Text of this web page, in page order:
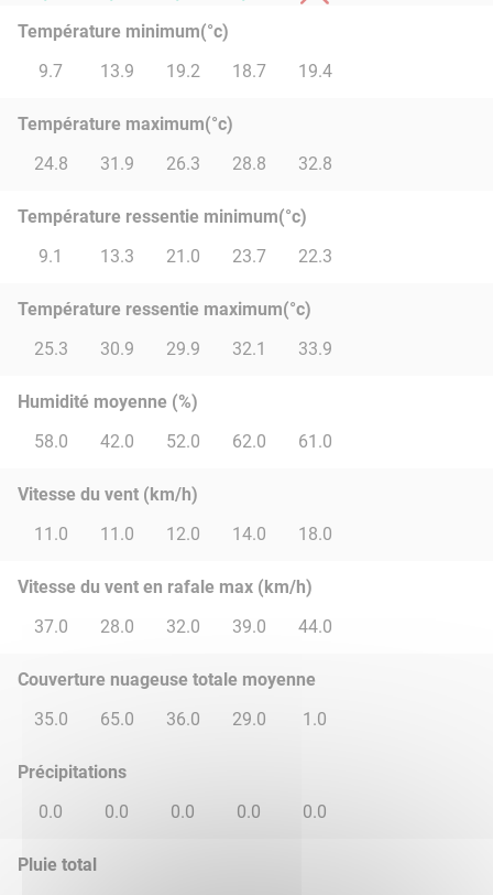
Température minimum(°c)
9.7
13.9 19.2 18.7 19.4
Température maximum(°c)
24.8
31.9 26.3 28.8 32.8
Température ressentie minimum(°c)
9.1
13.3 21.0 23.7 22.3
Température ressentie maximum(°c)
25.3
30.9 29.9 32.1 33.9
Humidité moyenne (%)
58.0
42.0 52.0 62.0 61.0
Vitesse du vent (km/h)
11.0
11.0 12.0 14.0 18.0
Vitesse du vent en rafale max (km/h)
37.0
28.0 32.0 39.0 44.0
Couverture nuageuse totale moyenne
35.0
65.0 36.0 29.0 1.0
Précipitations
0.0
0.0 0.0 0.0 0.0
Pluie total